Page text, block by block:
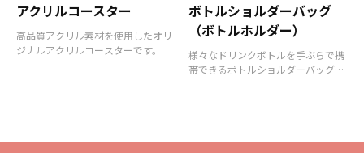
アクリルコースター
高品質アクリル素材を使用したオリ
ジナルアクリルコースターです。
ボトルショルダーバッグ
（ボトルホルダー）
様々なドリンクボトルを手ぶらで携
帯できるボトルショルダーバッグ